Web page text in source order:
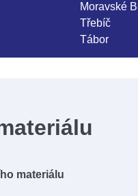
Moravské
Třebíč
Tábor
materiálu